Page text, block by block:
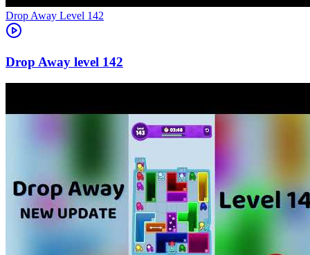
Level 142
142